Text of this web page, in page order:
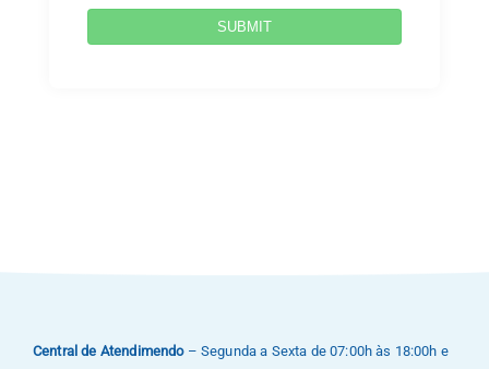
SUBMIT
Central de Atendimendo– Segunda a Sexta de 07:00h às 18:00h e